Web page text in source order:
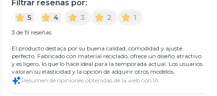
Filtrar reseñas por:
5 4 3 2 1
3 de 19 reseñas
El producto destaca por su buena calidad, comodidad y ajuste
perfecto. Fabricado con material reciclado, ofrece un diseño atractivo
y es ligero, lo que lo hace ideal para la temporada actual. Los usuarios
valoran su elasticidad y la opción de adquirir otros modelos.
Resumen de opiniones obtenidas de la web con IA